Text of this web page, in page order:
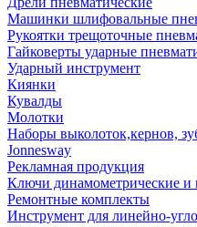
Машинки шлифовальные
Рукоятки трещоточные
Гайковерты ударные
Ударный инструмент
Киянки
Кувалды
Молотки
Наборы выколоток,кернов,
Jonnesway
Рекламная продукция
Ключи динамометрические и
Ремонтные комплекты
Инструмент для линейно-